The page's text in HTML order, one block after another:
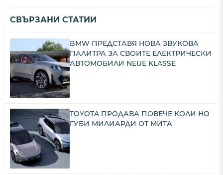
СВЪРЗАНИ СТАТИИ
BMW ПРЕДСТАВЯ НОВА ЗВУКОВА
ПАЛИТРА ЗА СВОИТЕ ЕЛЕКТРИЧЕСКИ
АВТОМОБИЛИ NEUE KLASSE
TOYOTA ПРОДАВА ПОВЕЧЕ КОЛИ НО
ГУБИ МИЛИАРДИ ОТ МИТА